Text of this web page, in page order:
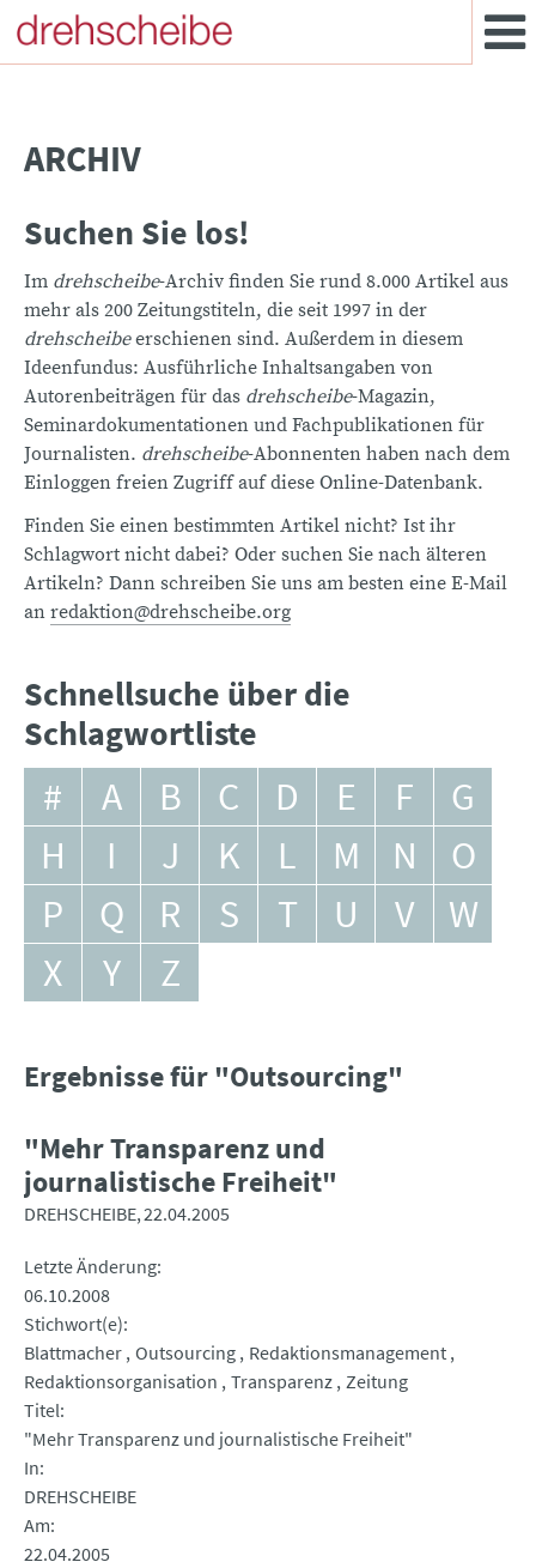
ARCHIV
Suchen Sie los!
Im drehscheibe-Archiv finden Sie rund 8.000 Artikel aus
mehr als 200 Zeitungstiteln, die seit 1997 in der
drehscheibeerschienen sind. Außerdem in diesem
Ideenfundus: Ausführliche Inhaltsangaben von
Autorenbeiträgen für das drehscheibe-Magazin,
Seminardokumentationen und Fachpublikationen für
Journalisten. drehscheibe-Abonnenten haben nach dem
Einloggen freien Zugriff auf diese Online-Datenbank.
Finden Sie einen bestimmten Artikel nicht? Ist ihr
Schlagwort nicht dabei? Oder suchen Sie nach älteren
Artikeln? Dann schreiben Sie uns am besten eine E-Mail
an redaktion@drehscheibe.org
Schnellsuche über die
Schlagwortliste
# A B C D E F
G
H
I J K L M N
O
P
Q R S T U V
W
X
Y Z
Ergebnisse für "Outsourcing"
"Mehr Transparenz und
journalistische Freiheit"
DREHSCHEIBE 22.04.2005
Letzte Änderung
06.10.2008
Stichwort(e)
Blattmacher Outsourcing Redaktionsmanagement
Redaktionsorganisation Transparenz Zeitung
Titel
"Mehr Transparenz und journalistische Freiheit"
In
DREHSCHEIBE
Am
22.04.2005